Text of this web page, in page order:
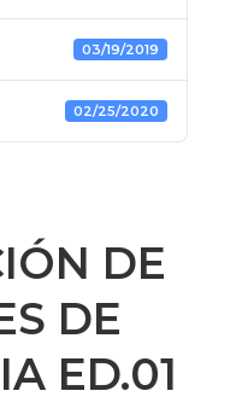
03/19/2019
02/25/2020
DE
DE
ED.01